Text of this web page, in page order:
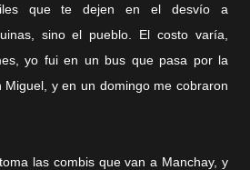
que te dejen en el desvío a
sino el pueblo. El costo varía,
yo fui en un bus que pasa por la
y en un domingo me cobraron
las combis que van a Manchay, y